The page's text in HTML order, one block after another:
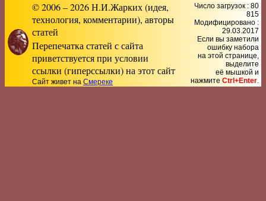
© 2006 – 2026 Н.И.Жарких (идея,
технология, комментарии), авторы
статей
Перепечатка статей с сайта
приветствуется при условии
ссылки (гиперссылки) на этот сайт
Сайт живет на Смереке
Число загрузок : 80
815
Модифицировано :
29.03.2017
Если вы заметили
ошибку набора
на этой странице,
выделите
её мышкой и
нажмите Ctrl+Enter.